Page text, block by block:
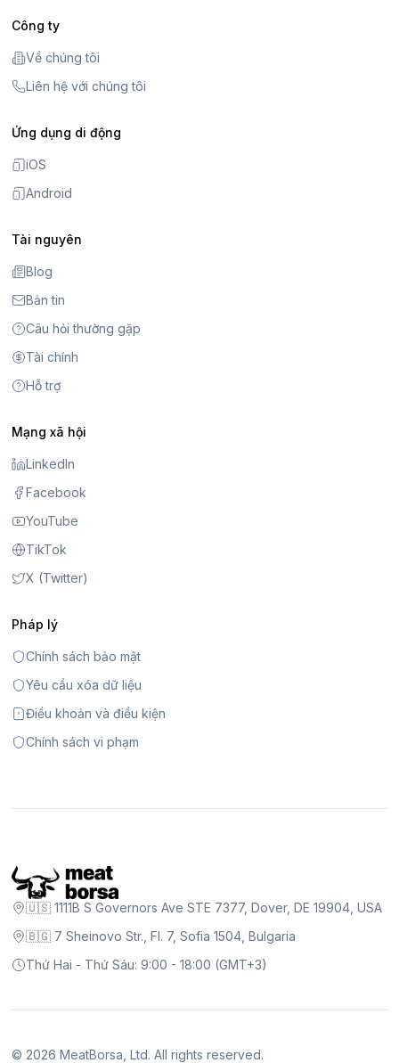
Công ty
Về chúng tôi
Liên hệ với chúng tôi
Ứng dụng di động
iOS
Android
Tài nguyên
Blog
Bản tin
Câu hỏi thường gặp
Tài chính
Hỗ trợ
Mạng xã hội
LinkedIn
Facebook
YouTube
TikTok
X (Twitter)
Pháp lý
Chính sách bảo mật
Yêu cầu xóa dữ liệu
Điều khoản và điều kiện
Chính sách vi phạm
🇺🇸 1111B S Governors Ave STE 7377, Dover, DE 19904, USA
🇧🇬 7 Sheinovo Str., Fl. 7, Sofia 1504, Bulgaria
Thứ Hai - Thứ Sáu: 9:00 - 18:00 (GMT+3)
© 2026 MeatBorsa, Ltd. All rights reserved.